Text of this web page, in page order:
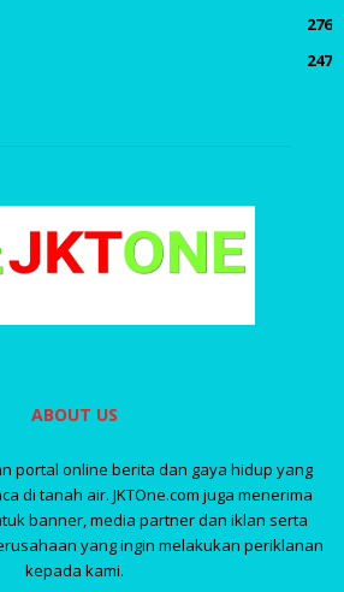
276
247
ABOUT US
portal online berita dan gaya hidup yang
di tanah air. JKTOne.com juga menerima
banner, media partner dan iklan serta
yang ingin melakukan periklanan
kepada kami.